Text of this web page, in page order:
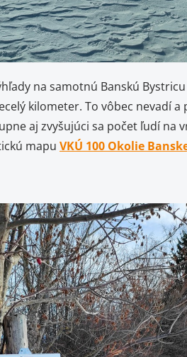
na samotnú Banskú Bystricu
kilometer. To vôbec nevadí
aj zvyšujúci sa počet ľudí na
mapu VKÚ 100 Okolie